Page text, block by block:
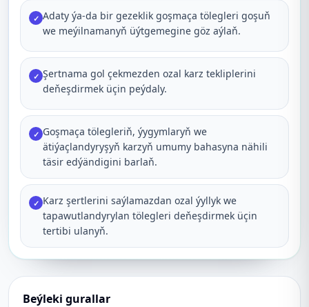
✓ Adaty ýa-da bir gezeklik goşmaça tölegleri goşuň
we meýilnamanyň üýtgemegine göz aýlaň.
✓ Şertnama gol çekmezden ozal karz tekliplerini
deňeşdirmek üçin peýdaly.
✓ Goşmaça tölegleriň, ýygymlaryň we
ätiýaçlandyryşyň karzyň umumy bahasyna nähili
täsir edýändigini barlaň.
✓ Karz şertlerini saýlamazdan ozal ýyllyk we
tapawutlandyrylan tölegleri deňeşdirmek üçin
tertibi ulanyň.
Beýleki gurallar